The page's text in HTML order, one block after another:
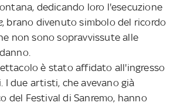
dedicando loro l'esecuzione
, brano divenuto simbolo del ricordo
non sono sopravvissute alle
è stato affidato all'ingresso
I due artisti, che avevano già
del Festival di Sanremo, hanno